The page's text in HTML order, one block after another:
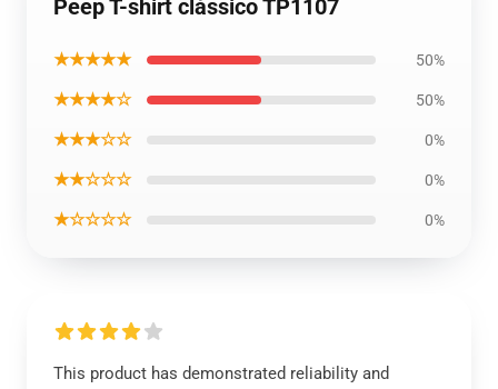
Peep T-shirt clássico TP1107
★★★★★ 50%
★★★★☆ 50%
★★★☆☆ 0%
★★☆☆☆ 0%
★☆☆☆☆ 0%
This product has demonstrated reliability and